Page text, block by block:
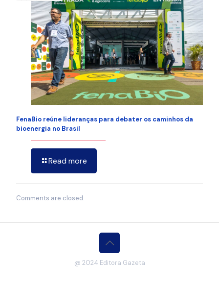
FenaBio reúne lideranças para debater os caminhos da
bioenergia no Brasil
Read more
Comments are closed.
@ 2024 Editora Gazeta